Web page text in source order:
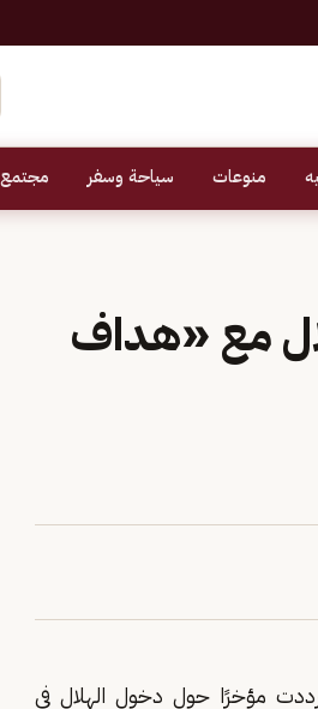
منوعات سياحة وسفر مجتمع
مع «هداف
ترددت مؤخرًا حول دخول الهلال في